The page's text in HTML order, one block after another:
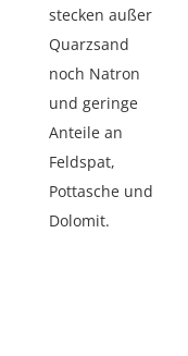
stecken außer
Quarzsand
noch Natron
und geringe
Anteile an
Feldspat,
Pottasche und
Dolomit.